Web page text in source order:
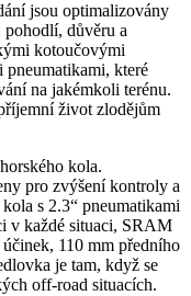
jsou optimalizovány
pohodlí, důvěru a
kotoučovými
pneumatikami, které
na jakémkoli terénu.
život zlodějům
kola.
pro zvýšení kontroly a
s 2.3“ pneumatikami
v každé situaci, SRAM
110 mm předního
je tam, když se
off-road situacích.